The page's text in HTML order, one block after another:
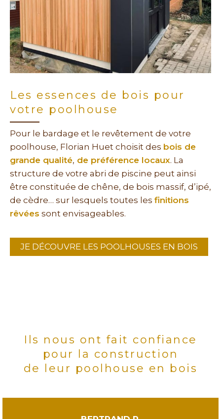
Les essences de bois pour
votre poolhouse
Pour le bardage et le revêtement de votre
poolhouse, Florian Huet choisit des bois de
grande qualité, de préférence locaux. La
structure de votre abri de piscine peut ainsi
être constituée de chêne, de bois massif, d’ipé,
de cèdre… sur lesquels toutes les finitions
rêvées sont envisageables.
JE DÉCOUVRE LES POOLHOUSES EN BOIS
Ils nous ont fait confiance
pour la construction
de leur poolhouse en bois